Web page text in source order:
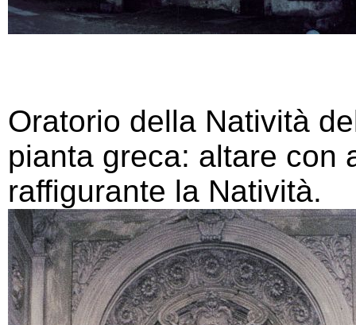
Oratorio della Natività
pianta greca: altare con
raffigurante la Natività.